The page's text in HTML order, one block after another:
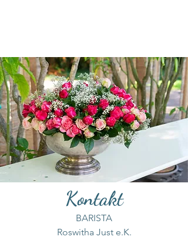
Kontakt
BARISTA
Roswitha Just e.K.